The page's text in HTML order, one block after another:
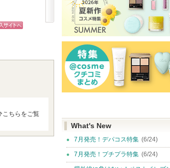
ふりかけマスク
ナンバーズイン(numbuzin)
ショッピン
グサイトへ
オイル アロマタ
フレシングシトラ
アテニア
ます
ショッピン
グサイトへ
こちらをご覧
What's New
7月発売！デパコス特集 (6/24)
7月発売！プチプラ特集 (6/24)